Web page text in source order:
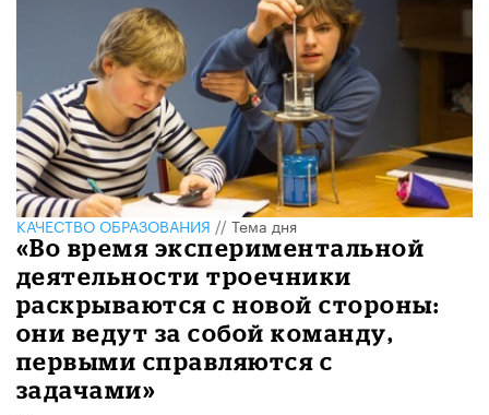
КАЧЕСТВО ОБРАЗОВАНИЯ // Тема дня
​«Во время экспериментальной
деятельности троечники
раскрываются с новой стороны:
они ведут за собой команду,
первыми справляются с
задачами»